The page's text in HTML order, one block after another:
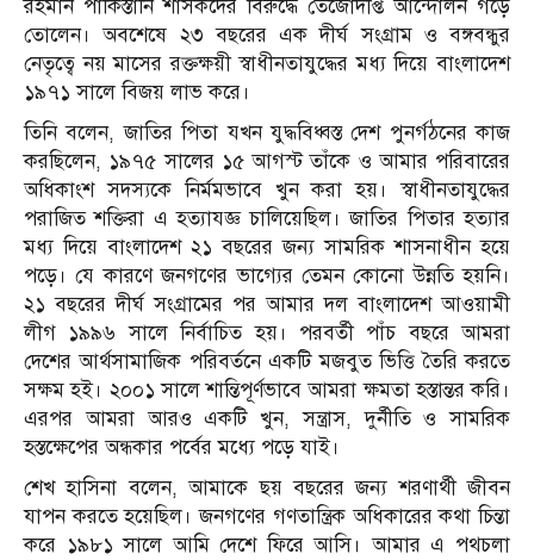
রহমান পাকিস্তানি শাসকদের বিরুদ্ধে তেজোদীপ্ত আন্দোলন গড়ে
তোলেন। অবশেষে ২৩ বছরের এক দীর্ঘ সংগ্রাম ও বঙ্গবন্ধুর
নেতৃত্বে নয় মাসের রক্তক্ষয়ী স্বাধীনতাযুদ্ধের মধ্য দিয়ে বাংলাদেশ
১৯৭১ সালে বিজয় লাভ করে।
তিনি বলেন, জাতির পিতা যখন যুদ্ধবিধ্বস্ত দেশ পুনর্গঠনের কাজ
করছিলেন, ১৯৭৫ সালের ১৫ আগস্ট তাঁকে ও আমার পরিবারের
অধিকাংশ সদস্যকে নির্মমভাবে খুন করা হয়। স্বাধীনতাযুদ্ধের
পরাজিত শক্তিরা এ হত্যাযজ্ঞ চালিয়েছিল। জাতির পিতার হত্যার
মধ্য দিয়ে বাংলাদেশ ২১ বছরের জন্য সামরিক শাসনাধীন হয়ে
পড়ে। যে কারণে জনগণের ভাগ্যের তেমন কোনো উন্নতি হয়নি।
২১ বছরের দীর্ঘ সংগ্রামের পর আমার দল বাংলাদেশ আওয়ামী
লীগ ১৯৯৬ সালে নির্বাচিত হয়। পরবর্তী পাঁচ বছরে আমরা
দেশের আর্থসামাজিক পরিবর্তনে একটি মজবুত ভিত্তি তৈরি করতে
সক্ষম হই। ২০০১ সালে শান্তিপূর্ণভাবে আমরা ক্ষমতা হস্তান্তর করি।
এরপর আমরা আরও একটি খুন, সন্ত্রাস, দুর্নীতি ও সামরিক
হস্তক্ষেপের অন্ধকার পর্বের মধ্যে পড়ে যাই।
শেখ হাসিনা বলেন, আমাকে ছয় বছরের জন্য শরণার্থী জীবন
যাপন করতে হয়েছিল। জনগণের গণতান্ত্রিক অধিকারের কথা চিন্তা
করে ১৯৮১ সালে আমি দেশে ফিরে আসি। আমার এ পথচলা